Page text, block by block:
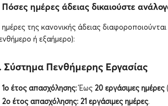
ημέρες άδειας δικαιούστε
ημέρες της κανονικής άδειας
ή εξαήμερο):
Σύστημα Πενθήμερης Εργασίας
1ο έτος απασχόλησης:Έως 20 εργάσιμες ημέρες
2ο έτος απασχόλησης: 21 εργάσιμες ημέρες.